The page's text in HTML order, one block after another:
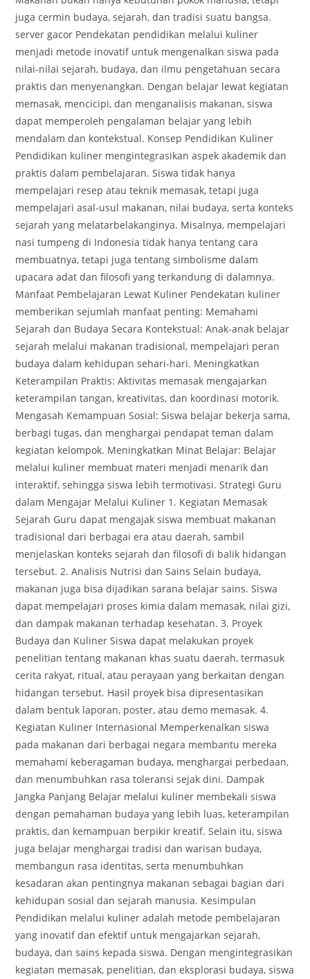
juga cermin budaya, sejarah, dan tradisi suatu bangsa.
server gacor Pendekatan pendidikan melalui kuliner
menjadi metode inovatif untuk mengenalkan siswa pada
nilai-nilai sejarah, budaya, dan ilmu pengetahuan secara
praktis dan menyenangkan. Dengan belajar lewat kegiatan
memasak, mencicipi, dan menganalisis makanan, siswa
dapat memperoleh pengalaman belajar yang lebih
mendalam dan kontekstual. Konsep Pendidikan Kuliner
Pendidikan kuliner mengintegrasikan aspek akademik dan
praktis dalam pembelajaran. Siswa tidak hanya
mempelajari resep atau teknik memasak, tetapi juga
mempelajari asal-usul makanan, nilai budaya, serta konteks
sejarah yang melatarbelakanginya. Misalnya, mempelajari
nasi tumpeng di Indonesia tidak hanya tentang cara
membuatnya, tetapi juga tentang simbolisme dalam
upacara adat dan filosofi yang terkandung di dalamnya.
Manfaat Pembelajaran Lewat Kuliner Pendekatan kuliner
memberikan sejumlah manfaat penting: Memahami
Sejarah dan Budaya Secara Kontekstual: Anak-anak belajar
sejarah melalui makanan tradisional, mempelajari peran
budaya dalam kehidupan sehari-hari. Meningkatkan
Keterampilan Praktis: Aktivitas memasak mengajarkan
keterampilan tangan, kreativitas, dan koordinasi motorik.
Mengasah Kemampuan Sosial: Siswa belajar bekerja sama,
berbagi tugas, dan menghargai pendapat teman dalam
kegiatan kelompok. Meningkatkan Minat Belajar: Belajar
melalui kuliner membuat materi menjadi menarik dan
interaktif, sehingga siswa lebih termotivasi. Strategi Guru
dalam Mengajar Melalui Kuliner 1. Kegiatan Memasak
Sejarah Guru dapat mengajak siswa membuat makanan
tradisional dari berbagai era atau daerah, sambil
menjelaskan konteks sejarah dan filosofi di balik hidangan
tersebut. 2. Analisis Nutrisi dan Sains Selain budaya,
makanan juga bisa dijadikan sarana belajar sains. Siswa
dapat mempelajari proses kimia dalam memasak, nilai gizi,
dan dampak makanan terhadap kesehatan. 3. Proyek
Budaya dan Kuliner Siswa dapat melakukan proyek
penelitian tentang makanan khas suatu daerah, termasuk
cerita rakyat, ritual, atau perayaan yang berkaitan dengan
hidangan tersebut. Hasil proyek bisa dipresentasikan
dalam bentuk laporan, poster, atau demo memasak. 4.
Kegiatan Kuliner Internasional Memperkenalkan siswa
pada makanan dari berbagai negara membantu mereka
memahami keberagaman budaya, menghargai perbedaan,
dan menumbuhkan rasa toleransi sejak dini. Dampak
Jangka Panjang Belajar melalui kuliner membekali siswa
dengan pemahaman budaya yang lebih luas, keterampilan
praktis, dan kemampuan berpikir kreatif. Selain itu, siswa
juga belajar menghargai tradisi dan warisan budaya,
membangun rasa identitas, serta menumbuhkan
kesadaran akan pentingnya makanan sebagai bagian dari
kehidupan sosial dan sejarah manusia. Kesimpulan
Pendidikan melalui kuliner adalah metode pembelajaran
yang inovatif dan efektif untuk mengajarkan sejarah,
budaya, dan sains kepada siswa. Dengan mengintegrasikan
kegiatan memasak, penelitian, dan eksplorasi budaya, siswa